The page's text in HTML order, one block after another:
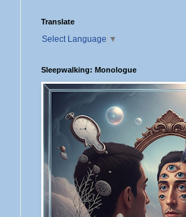
Translate
Select Language ▼
Sleepwalking: Monologue